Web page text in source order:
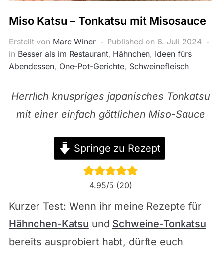
Miso Katsu – Tonkatsu mit Misosauce
Erstellt von Marc Winer Published on 6. Juli 2024
in Besser als im Restaurant, Hähnchen, Ideen fürs
Abendessen, One-Pot-Gerichte, Schweinefleisch
Herrlich knuspriges japanisches Tonkatsu
mit einer einfach göttlichen Miso-Sauce
Springe zu Rezept
4.95/5 (20)
Kurzer Test: Wenn ihr meine Rezepte für
Hähnchen-Katsu und Schweine-Tonkatsu
bereits ausprobiert habt, dürfte euch